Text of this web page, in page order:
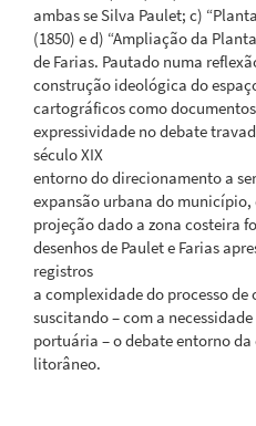
ambas se Silva Paulet; c)
(1850) e d) “Ampliação da
de Farias. Pautado numa
construção ideológica do
cartográficos como
expressividade no debate
século XIX
entorno do direcionamento a
expansão urbana do município,
projeção dado a zona costeira
desenhos de Paulet e Farias
registros
a complexidade do processo
suscitando – com a
portuária – o debate entorno
litorâneo.